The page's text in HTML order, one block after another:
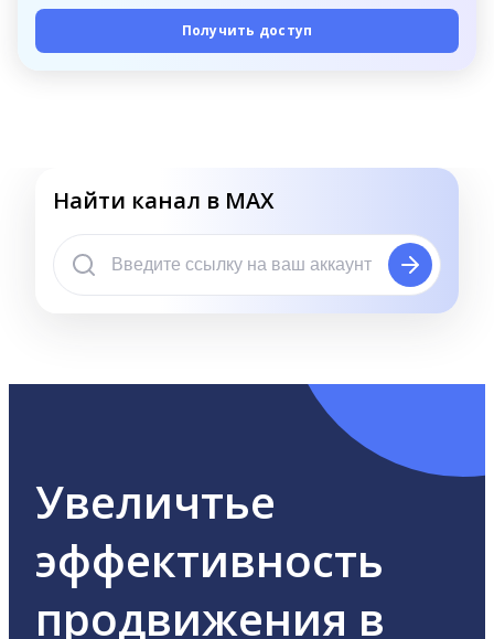
Получить доступ
Найти канал в MAX
Увеличтье
эффективность
продвижения в